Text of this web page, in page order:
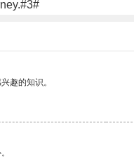
趣的知识。